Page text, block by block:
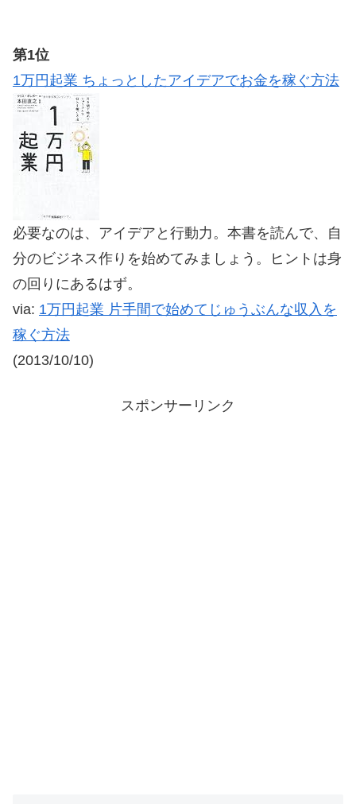
第1位
1万円起業 ちょっとしたアイデアでお金を稼ぐ方法
必要なのは、アイデアと行動力。本書を読んで、自
分のビジネス作りを始めてみましょう。ヒントは身
の回りにあるはず。
via: 1万円起業 片手間で始めてじゅうぶんな収入を
稼ぐ方法
(2013/10/10)
スポンサーリンク